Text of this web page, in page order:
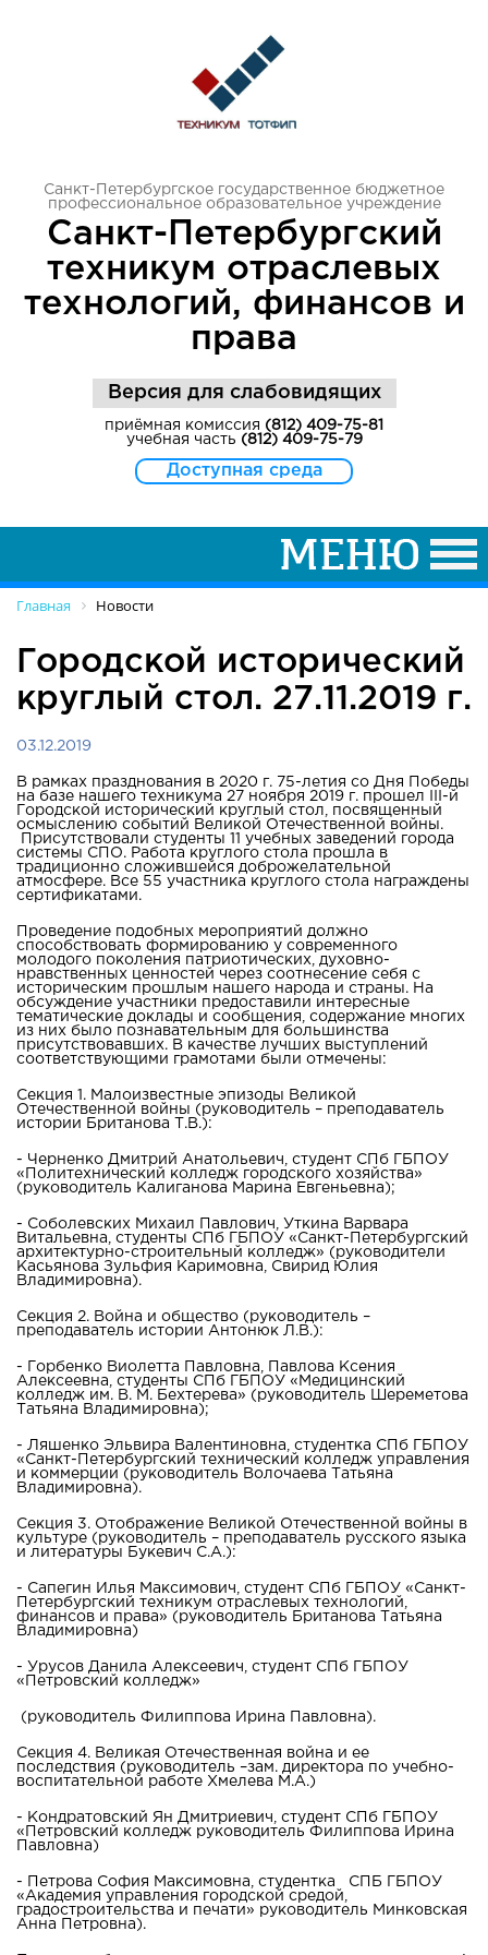
Санкт-Петербургское государственное бюджетное
профессиональное образовательное учреждение
Санкт-Петербургский
техникум отраслевых
технологий, финансов и
права
Версия для слабовидящих
приёмная комиссия (812) 409-75-81
учебная часть (812) 409-75-79
Доступная среда
Главная Новости
Городской исторический
круглый стол. 27.11.2019 г.
03.12.2019
В рамках празднования в 2020 г. 75-летия со Дня Победы
на базе нашего техникума 27 ноября 2019 г. прошел III-й
Городской исторический круглый стол, посвященный
осмыслению событий Великой Отечественной войны.
Присутствовали студенты 11 учебных заведений города
системы СПО. Работа круглого стола прошла в
традиционно сложившейся доброжелательной
атмосфере. Все 55 участника круглого стола награждены
сертификатами.
Проведение подобных мероприятий должно
способствовать формированию у современного
молодого поколения патриотических, духовно-
нравственных ценностей через соотнесение себя с
историческим прошлым нашего народа и страны. На
обсуждение участники предоставили интересные
тематические доклады и сообщения, содержание многих
из них было познавательным для большинства
присутствовавших. В качестве лучших выступлений
соответствующими грамотами были отмечены:
Секция 1. Малоизвестные эпизоды Великой
Отечественной войны (руководитель – преподаватель
истории Британова Т.В.):
- Черненко Дмитрий Анатольевич, студент СПб ГБПОУ
«Политехнический колледж городского хозяйства»
(руководитель Калиганова Марина Евгеньевна);
- Соболевских Михаил Павлович, Уткина Варвара
Витальевна, студенты СПб ГБПОУ «Санкт-Петербургский
архитектурно-строительный колледж» (руководители
Касьянова Зульфия Каримовна, Свирид Юлия
Владимировна).
Секция 2. Война и общество (руководитель –
преподаватель истории Антонюк Л.В.):
- Горбенко Виолетта Павловна, Павлова Ксения
Алексеевна, студенты СПб ГБПОУ «Медицинский
колледж им. В. М. Бехтерева» (руководитель Шереметова
Татьяна Владимировна);
- Ляшенко Эльвира Валентиновна, студентка СПб ГБПОУ
«Санкт-Петербургский технический колледж управления
и коммерции (руководитель Волочаева Татьяна
Владимировна).
Секция 3. Отображение Великой Отечественной войны в
культуре (руководитель – преподаватель русского языка
и литературы Букевич С.А.):
- Сапегин Илья Максимович, студент СПб ГБПОУ «Санкт-
Петербургский техникум отраслевых технологий,
финансов и права» (руководитель Британова Татьяна
Владимировна)
- Урусов Данила Алексеевич, студент СПб ГБПОУ
«Петровский колледж»
(руководитель Филиппова Ирина Павловна).
Секция 4. Великая Отечественная война и ее
последствия (руководитель –зам. директора по учебно-
воспитательной работе Хмелева М.А.)
- Кондратовский Ян Дмитриевич, студент СПб ГБПОУ
«Петровский колледж руководитель Филиппова Ирина
Павловна)
- Петрова София Максимовна, студентка СПБ ГБПОУ
«Академия управления городской средой,
градостроительства и печати» руководитель Минковская
Анна Петровна).